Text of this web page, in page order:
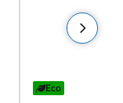
Eco